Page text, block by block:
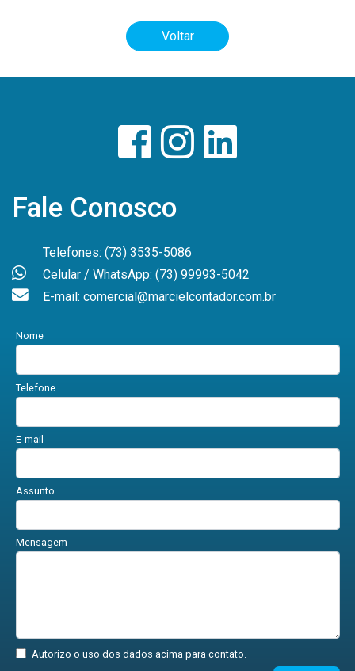
Voltar
Fale Conosco
Telefones: (73) 3535-5086
Celular / WhatsApp: (73) 99993-5042
E-mail: comercial@marcielcontador.com.br
Nome
Telefone
E-mail
Assunto
Mensagem
Autorizo o uso dos dados acima para contato.